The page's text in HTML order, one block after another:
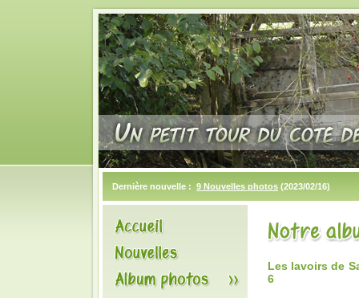
Dernière nouvelle : 9 Nouvelles photos (2023/02/16)
Les lavoirs de
6